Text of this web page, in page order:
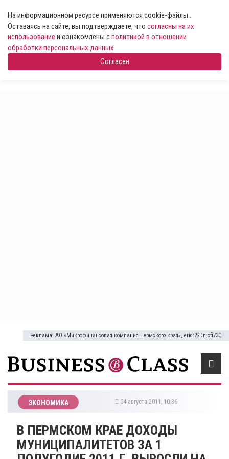
На информационном ресурсе применяются cookie-файлы .
Оставаясь на сайте, вы подтверждаете, что согласны на их
использование и ознакомлены сполитикой в отношении
обработки персональных данных
Согласен
Реклама: АО «Микрофинансовая компания Пермского края», erid:2SDnjcfi73Q
ЭКОНОМИКА 04 августа 2011, 10:36
В ПЕРМСКОМ КРАЕ ДОХОДЫ
МУНИЦИПАЛИТЕТОВ ЗА 1